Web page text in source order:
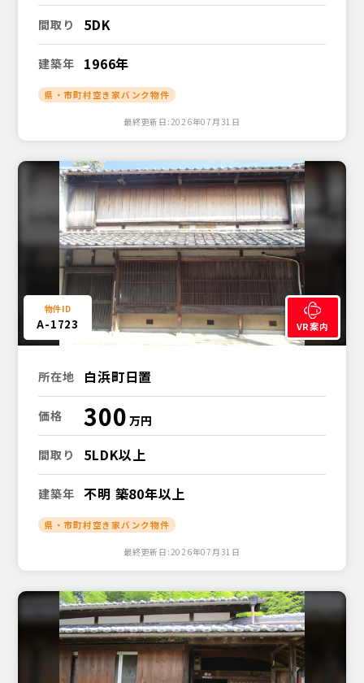
間取り 5DK
建築年 1966年
県・市町村空き家バンク物件
最終更新日:2026年07月31日
A-1723 VR案内
所在地 白浜町日置
価格 300
間取り 5LDK以上
建築年 不明 築80年以上
県・市町村空き家バンク物件
最終更新日:2026年07月31日